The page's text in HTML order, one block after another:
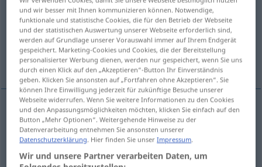
Übersicht aller Übersetzungen
(Für mehr Details die Übersetzung anklicken/antippen)
pícaro, bribón, pillín
pícarom SpitzbubeMann HUM
bribón Spitzbube HUM
und wir besser mit Ihnen kommunizieren können. Notwendige,
funktionale und statistische Cookies, die für den Betrieb der Webseite
und der statistischen Auswertung unserer Webseite erforderlich sind,
werden auf Grundlage unserer Vorauswahl immer auf Ihrem Endgerät
gespeichert. Marketing-Cookies und Cookies, die der Bereitstellung
personalisierter Werbung dienen, werden nur gespeichert, wenn Sie uns
durch einen Klick auf den „Akzeptieren“-Button Ihr Einverständnis
geben. Klicken Sie ansonsten auf „Fortfahren ohne Akzeptieren“. Sie
können Ihre Einwilligung jederzeit für zukünftige Besuche unserer
Webseite widerrufen. Wenn Sie weitere Informationen zu den Cookies
und den Anpassungsmöglichkeiten möchten, klicken Sie einfach auf den
Button „Mehr Optionen“. Weitergehende Hinweise zu der
Datenverarbeitung entnehmen Sie ansonsten unserer
Datenschutzerklärung. Hier finden Sie unserImpressum.
Wir und unsere Partner verarbeiten Daten, um